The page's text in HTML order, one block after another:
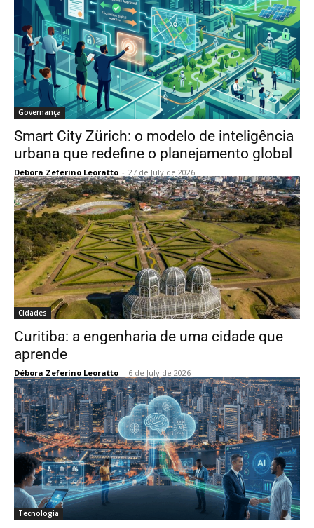
Governança
Smart City Zürich: o modelo de inteligência
urbana que redefine o planejamento global
Débora Zeferino Leoratto - 27 de July de 2026
Cidades
Curitiba: a engenharia de uma cidade que
aprende
Débora Zeferino Leoratto - 6 de July de 2026
Tecnologia